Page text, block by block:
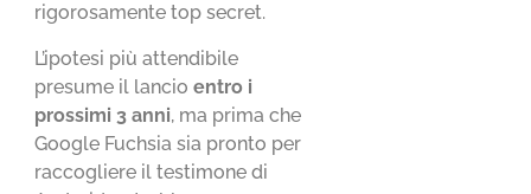
rigorosamente top secret.
L’ipotesi più attendibile
presume il lancioentro i
prossimi 3 anni, ma prima che
Google Fuchsia sia pronto per
raccogliere il testimone di